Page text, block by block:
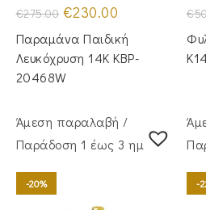
€275.00 Original
price
was:
€275.00.
€230.00
τιμή
είναι:
€230.00.
Παραμάνα Παιδική
Λευκόχρυση 14Κ KBP-
20468W
€
Άμεση παραλαβή /
Παράδoση 1 έως 3 ημέρες
-20% -